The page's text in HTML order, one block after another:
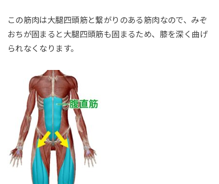
この筋肉は大腿四頭筋と繋がりのある筋肉なので、みぞ
おちが固まると大腿四頭筋も固まるため、膝を深く曲げ
られなくなります。